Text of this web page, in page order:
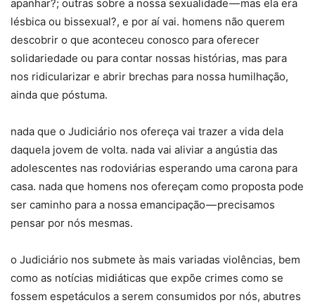
apanhar?; outras sobre a nossa sexualidade — mas ela era
lésbica ou bissexual?, e por aí vai. homens não querem
descobrir o que aconteceu conosco para oferecer
solidariedade ou para contar nossas histórias, mas para
nos ridicularizar e abrir brechas para nossa humilhação,
ainda que póstuma.
nada que o Judiciário nos ofereça vai trazer a vida dela
daquela jovem de volta. nada vai aliviar a angústia das
adolescentes nas rodoviárias esperando uma carona para
casa. nada que homens nos ofereçam como proposta pode
ser caminho para a nossa emancipação — precisamos
pensar por nós mesmas.
o Judiciário nos submete às mais variadas violências, bem
como as notícias midiáticas que expõe crimes como se
fossem espetáculos a serem consumidos por nós, abutres